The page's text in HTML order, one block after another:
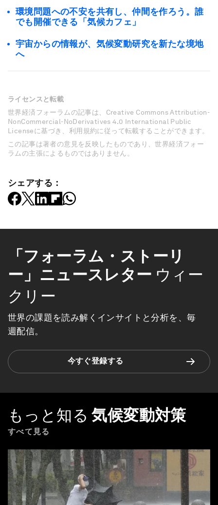
環境問題への不安を共有し、仲間を作ろう。誰
でも開催できる「気候カフェ」
宇宙からの情報が、気候変動研究を新たな境地
へ
ライセンスと転載
世界経済フォーラムの記事は、Creative Commons Attribution-
NonCommercial-NoDerivatives 4.0 International Public
Licenseに基づき、利用規約に従って転載することができます。
この記事は著者の意見を反映したものであり、世界経済フォー
ラムの主張によるものではありません。
シェアする：
「フォーラム・ストーリ
ー」ニュースレター ウィー
クリー
世界の課題を読み解くインサイトと分析を、毎
週配信。
今すぐ登録する
もっと知る 気候変動対策
すべて見る